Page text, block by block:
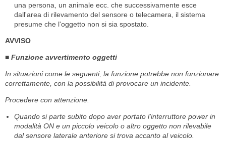
una persona, un animale ecc. che successivamente esce
dall'area di rilevamento del sensore o telecamera, il sistema
presume che l'oggetto non si sia spostato.
AVVISO
■ Funzione avvertimento oggetti
In situazioni come le seguenti, la funzione potrebbe non funzionare
correttamente, con la possibilità di provocare un incidente.
Procedere con attenzione.
Quando si parte subito dopo aver portato l'interruttore power in
modalità ON e un piccolo veicolo o altro oggetto non rilevabile
dal sensore laterale anteriore si trova accanto al veicolo.